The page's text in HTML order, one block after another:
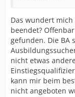
Das wundert
beendet?
gefunden. Die BA
nicht etwas
kann mir beim
nicht angeboten